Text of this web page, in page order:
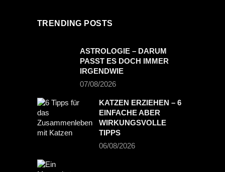
TRENDING POSTS
ASTROLOGIE – DARUM
PASST ES DOCH IMMER
IRGENDWIE
07/08/2026
KATZEN ERZIEHEN – 6
EINFACHE ABER
WIRKUNGSVOLLE
TIPPS
06/08/2026